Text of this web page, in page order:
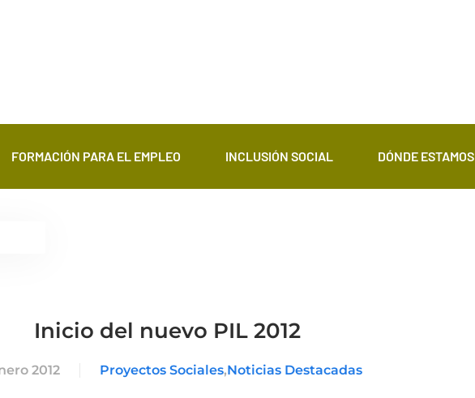
FORMACIÓN PARA EL EMPLEO INCLUSIÓN SOCIAL DÓNDE ESTAMOS
Inicio del nuevo PIL 2012
2012 Proyectos Sociales,Noticias Destacadas